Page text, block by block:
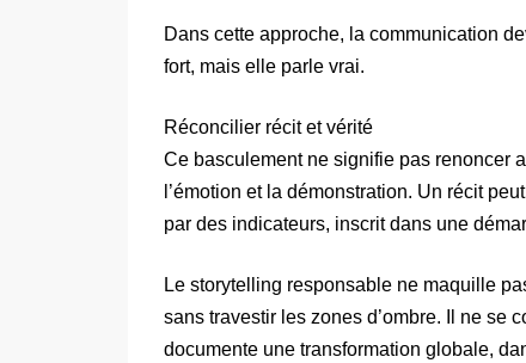
Dans cette approche, la communication
fort, mais elle parle vrai.
Réconcilier récit et vérité
Ce basculement ne signifie pas renoncer
l’émotion et la démonstration. Un récit
par des indicateurs, inscrit dans une
Le storytelling responsable ne maquille
sans travestir les zones d’ombre. Il ne se
documente une transformation globale,